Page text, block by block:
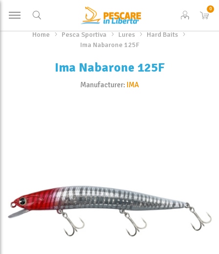
0
Home Pesca Sportiva Lures
Hard Baits
Ima Nabarone 125F
Ima Nabarone 125F
Manufacturer: IMA